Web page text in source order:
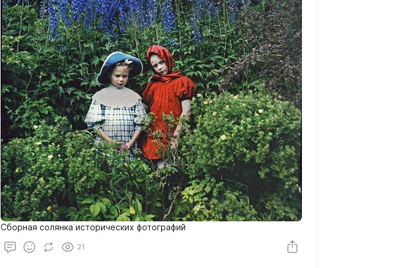
Сборная солянка исторических фотографий
21